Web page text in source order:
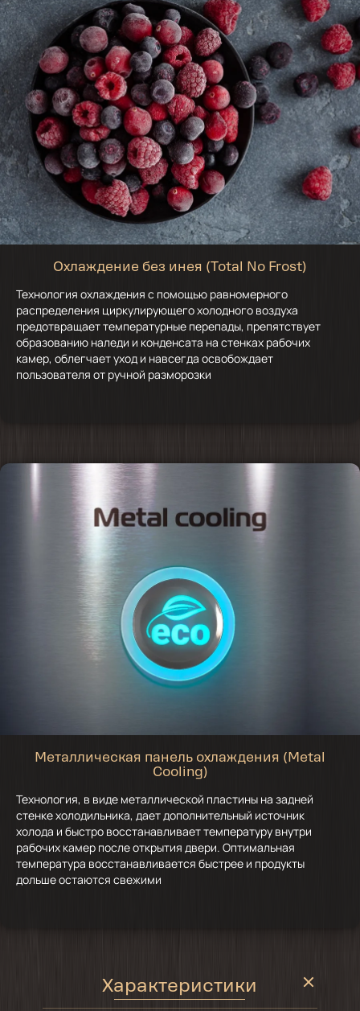
Охлаждение без инея (Total No Frost)
Технология охлаждения с помощью равномерного
распределения циркулирующего холодного воздуха
предотвращает температурные перепады, препятствует
образованию наледи и конденсата на стенках рабочих
камер, облегчает уход и навсегда освобождает
пользователя от ручной разморозки
Металлическая панель охлаждения (Metal
Cooling)
Технология, в виде металлической пластины на задней
стенке холодильника, дает дополнительный источник
холода и быстро восстанавливает температуру внутри
рабочих камер после открытия двери. Оптимальная
температура восстанавливается быстрее и продукты
дольше остаются свежими
Характеристики